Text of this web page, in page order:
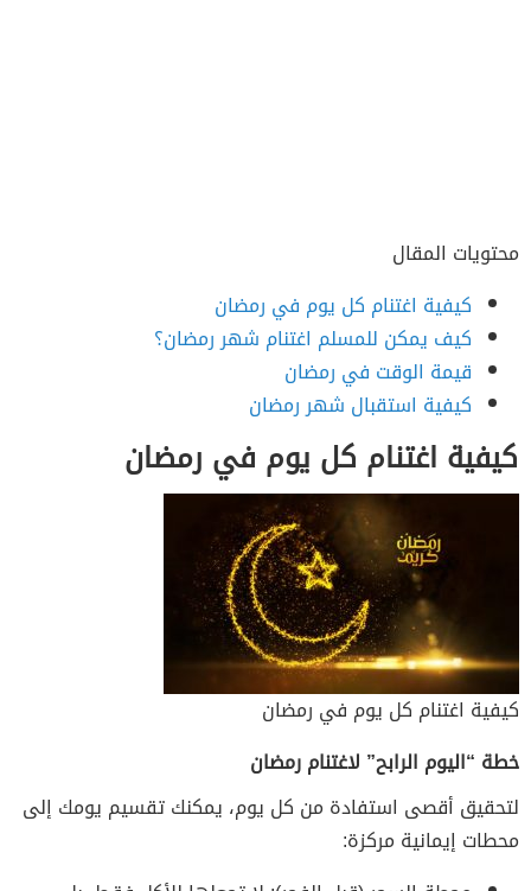
محتويات المقال
كيفية اغتنام كل يوم في رمضان
كيف يمكن للمسلم اغتنام شهر رمضان؟
قيمة الوقت في رمضان
كيفية استقبال شهر رمضان
كيفية اغتنام كل يوم في رمضان
كيفية اغتنام كل يوم في رمضان
خطة “اليوم الرابح” لاغتنام رمضان
لتحقيق أقصى استفادة من كل يوم، يمكنك تقسيم يومك إلى
محطات إيمانية مركزة: